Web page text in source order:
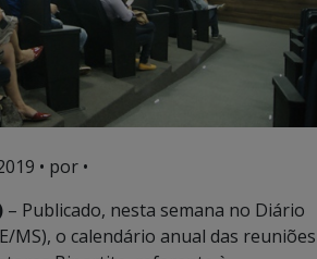
• por •
– Publicado, nesta semana no Diário
MS), o calendário anual das reuniões